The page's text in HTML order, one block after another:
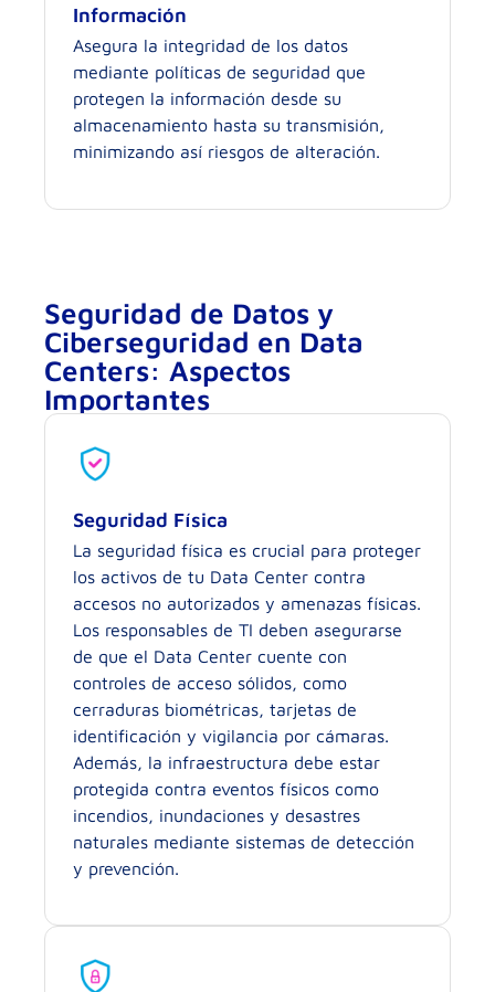
Información
Asegura la integridad de los datos
mediante políticas de seguridad que
protegen la información desde su
almacenamiento hasta su transmisión,
minimizando así riesgos de alteración.
Seguridad de Datos y
Ciberseguridad en Data
Centers: Aspectos
Importantes
Seguridad Física
La seguridad física es crucial para proteger
los activos de tu Data Center contra
accesos no autorizados y amenazas físicas.
Los responsables de TI deben asegurarse
de que el Data Center cuente con
controles de acceso sólidos, como
cerraduras biométricas, tarjetas de
identificación y vigilancia por cámaras.
Además, la infraestructura debe estar
protegida contra eventos físicos como
incendios, inundaciones y desastres
naturales mediante sistemas de detección
y prevención.